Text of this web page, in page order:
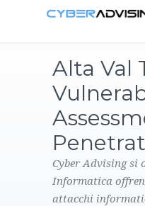
PRODOTTI
CONTATTI
Alta Val
Cyber Advising si
Informatica
attacchi